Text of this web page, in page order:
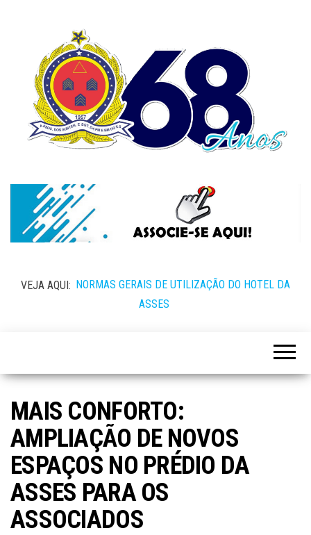
VEJA AQUI: NORMAS GERAIS DE UTILIZAÇÃO DO HOTEL DA
ASSES
MAIS CONFORTO:
AMPLIAÇÃO DE NOVOS
ESPAÇOS NO PRÉDIO DA
ASSES PARA OS
ASSOCIADOS